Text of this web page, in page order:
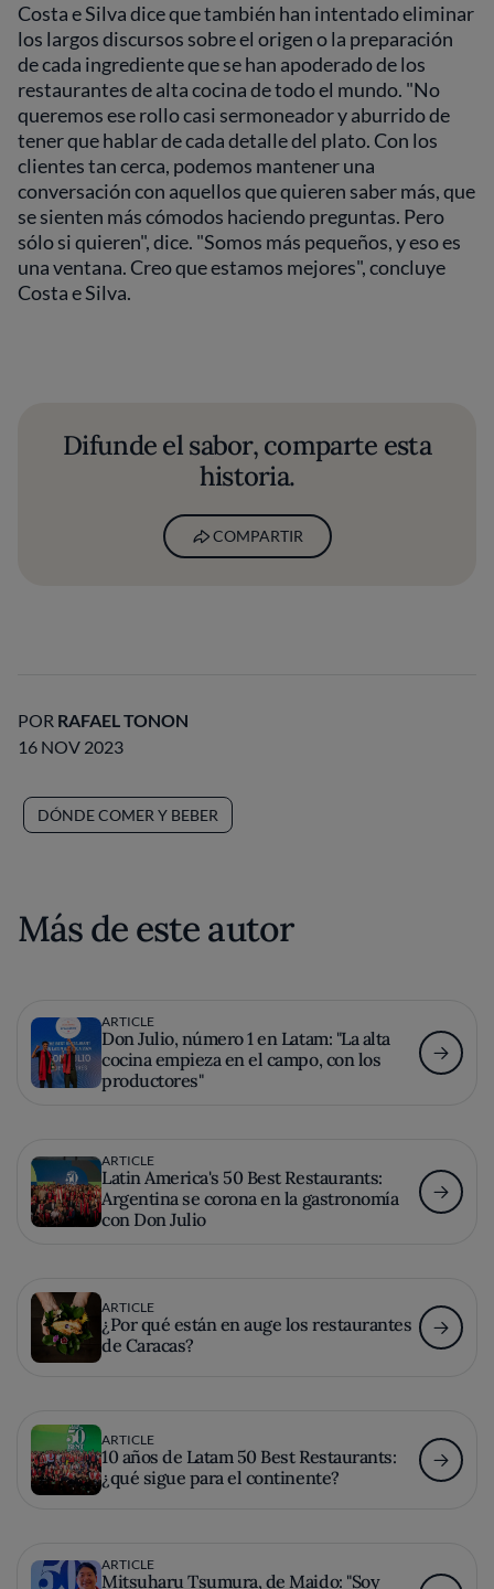
Costa e Silva dice que también han intentado eliminar
los largos discursos sobre el origen o la preparación
de cada ingrediente que se han apoderado de los
restaurantes de alta cocina de todo el mundo. "No
queremos ese rollo casi sermoneador y aburrido de
tener que hablar de cada detalle del plato. Con los
clientes tan cerca, podemos mantener una
conversación con aquellos que quieren saber más, que
se sienten más cómodos haciendo preguntas. Pero
sólo si quieren", dice. "Somos más pequeños, y eso es
una ventana. Creo que estamos mejores", concluye
Costa e Silva.
Difunde el sabor, comparte esta
historia.
COMPARTIR
POR RAFAEL TONON
16 NOV 2023
DÓNDE COMER Y BEBER
Más de este autor
ARTICLE
Don Julio, número 1 en Latam: "La alta
cocina empieza en el campo, con los
productores"
ARTICLE
Latin America's 50 Best Restaurants:
Argentina se corona en la gastronomía
con Don Julio
ARTICLE
¿Por qué están en auge los restaurantes
de Caracas?
ARTICLE
10 años de Latam 50 Best Restaurants:
¿qué sigue para el continente?
ARTICLE
Mitsuharu Tsumura, de Maido: "Soy